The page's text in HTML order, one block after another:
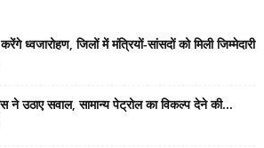
ध्वजारोहण, जिलों में मंत्रियों-सांसदों को मिली जिम्मेदारी
उठाए सवाल, सामान्य पेट्रोल का विकल्प देने की...